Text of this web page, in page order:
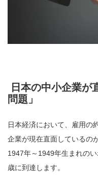
日本の中小企業が
問題」
日本経済において、雇用の
企業が現在直面しているの
1947年～1949年生まれの
歳に到達します。